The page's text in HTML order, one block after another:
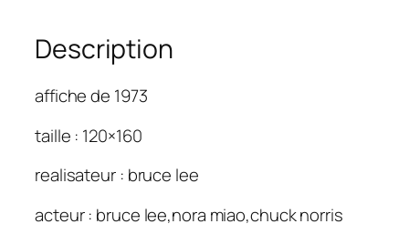
Description
affiche de 1973
taille : 120×160
realisateur : bruce lee
acteur : bruce lee,nora miao,chuck norris